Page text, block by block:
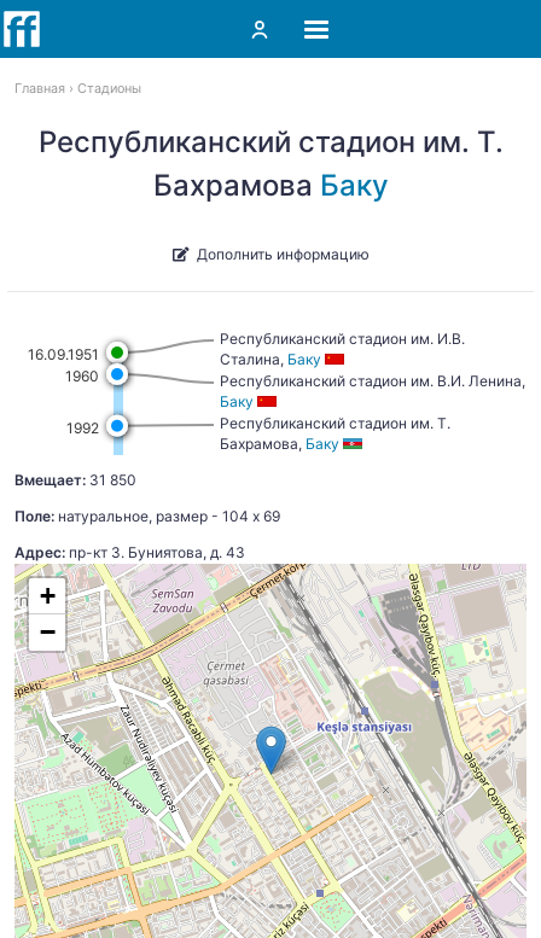
Главная Стадионы
Республиканский стадион им. Т.
Бахрамова Баку
Дополнить информацию
16.09.1951
1960
1992
Республиканский стадион им. И.В.
Сталина, Баку
Республиканский стадион им. В.И. Ленина,
Баку
Республиканский стадион им. Т.
Бахрамова, Баку
Вмещает: 31 850
Поле: натуральное, размер - 104 х 69
Адрес: пр-кт З. Буниятова, д. 43
+
−